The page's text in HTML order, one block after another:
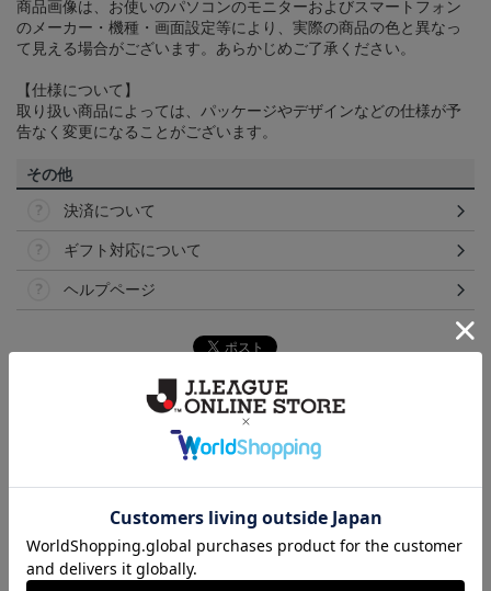
商品画像は、お使いのパソコンのモニターおよびスマートフォン
のメーカー・機種・画面設定等により、実際の商品の色と異なっ
て見える場合がございます。あらかじめご了承ください。
【仕様について】
取り扱い商品によっては、パッケージやデザインなどの仕様が予
告なく変更になることがございます。
その他
決済について
ギフト対応について
ヘルプページ
こだわりのデザインに注目！タオルマフラーは応援
福岡